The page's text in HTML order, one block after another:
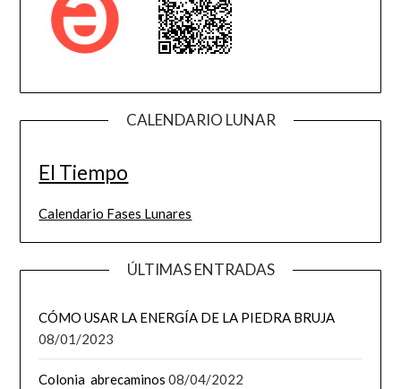
CALENDARIO LUNAR
El Tiempo
Calendario Fases Lunares
ÚLTIMAS ENTRADAS
CÓMO USAR LA ENERGÍA DE LA PIEDRA BRUJA
08/01/2023
Colonia abrecaminos 08/04/2022